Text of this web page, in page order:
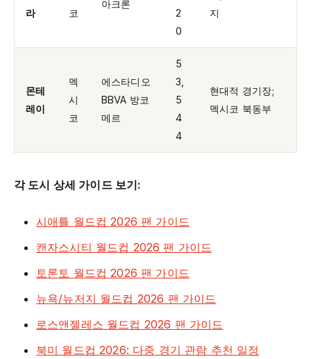
라
코
아크론
2
0
지
몬테
레이
멕
시
코
에스타디오
BBVA 방코
메르
5
3,
5
4
4
현대적 경기장;
멕시코 북동부
각 도시 상세 가이드 보기:
시애틀 월드컵 2026 팬 가이드
캔자스시티 월드컵 2026 팬 가이드
토론토 월드컵 2026 팬 가이드
뉴욕/뉴저지 월드컵 2026 팬 가이드
로스앤젤레스 월드컵 2026 팬 가이드
북미 월드컵 2026: 다중 경기 관람 추천 일정